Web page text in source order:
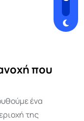
που
ένα
της